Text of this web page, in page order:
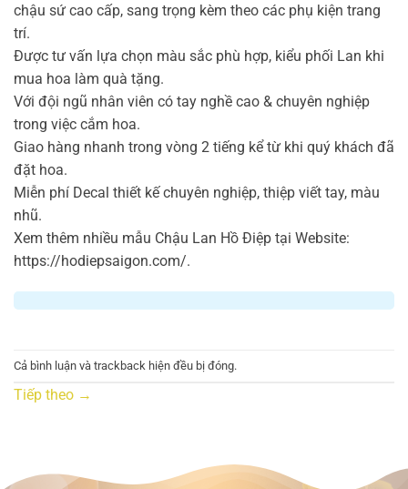
chậu sứ cao cấp, sang trọng kèm theo các phụ kiện trang
trí.
Được tư vấn lựa chọn màu sắc phù hợp, kiểu phối Lan khi
mua hoa làm quà tặng.
Với đội ngũ nhân viên có tay nghề cao & chuyên nghiệp
trong việc cắm hoa.
Giao hàng nhanh trong vòng 2 tiếng kể từ khi quý khách đã
đặt hoa.
Miễn phí Decal thiết kế chuyên nghiệp, thiệp viết tay, màu
nhũ.
Xem thêm nhiều mẫu Chậu Lan Hồ Điệp tại Website:
https://hodiepsaigon.com/.
Cả bình luận và trackback hiện đều bị đóng.
Tiếp theo →